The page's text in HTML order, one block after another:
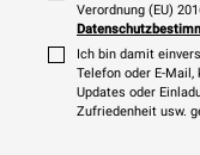
Verordnung (EU)
Ich bin damit
Telefon oder E-
Updates oder
Zufriedenheit usw.